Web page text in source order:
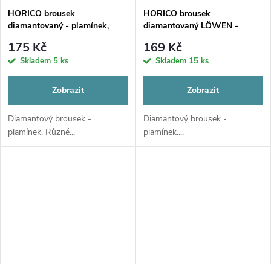
HORICO brousek
diamantovaný - plamínek,
175 Kč
Skladem 5 ks
Zobrazit
Diamantový brousek -
plamínek. Různé...
HORICO brousek
diamantovaný LÖWEN -
169 Kč
Skladem 15 ks
Zobrazit
Diamantový brousek -
plamínek....